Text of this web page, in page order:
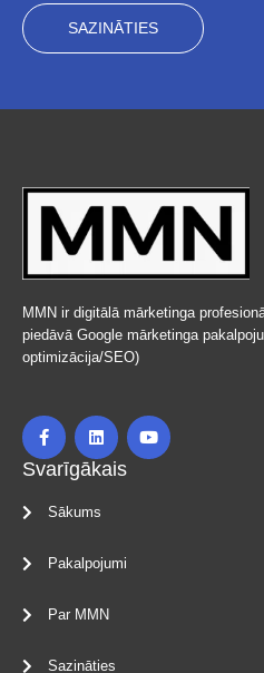
SAZINĀTIES
MMN ir digitālā mārketinga
piedāvā Google mārketinga
optimizācija/SEO)
Svarīgākais
Sākums
Pakalpojumi
Par MMN
Sazināties